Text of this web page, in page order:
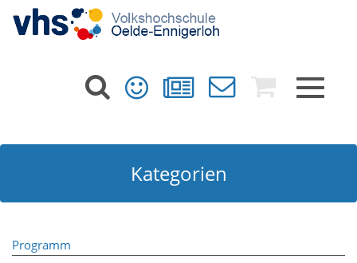
Toggle
Kategorien
Programm